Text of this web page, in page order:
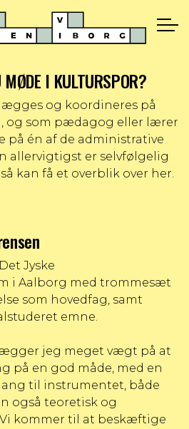
I KULTURSPOR?
og koordineres på
og som pædagog eller lærer
på én af de administrative
allervigtigst er selvfølgelig
kan få et overblik over her.
Jyske
i Aalborg med trommesæt
som hovedfag, samt
emne.
jeg meget vægt på at
på en god måde, med en
til instrumentet, både
også teoretisk og
kommer til at beskæftige